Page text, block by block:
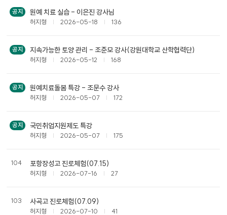
목
록공지 원예 치료 실습 - 이은진 강사님
허지형 2026-05-18 136
공지 지속가능한 토양 관리 - 조준모 강사(강원대학교 산학협력단)
허지형 2026-05-12 168
공지 원예치료돌봄 특강 - 조문수 강사
허지형 2026-05-07 172
공지 국민취업지원제도 특강
허지형 2026-05-07 175
104 포항장성고 진로체험(07.15)
허지형 2026-07-16 27
103 사곡고 진로체험(07.09)
허지형 2026-07-10 41